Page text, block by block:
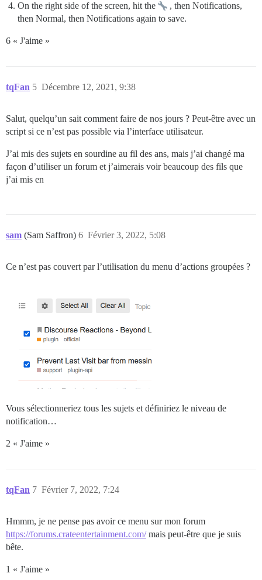
On the right side of the screen, hit the
, then Notifications,
then Normal, then Notifications again to save.
6 « J'aime »
tqFan Décembre 12, 2021, 9:38
5
Salut, quelqu’un sait comment faire de nos jours ? Peut-être avec un
script si ce n’est pas possible via l’interface utilisateur.
J’ai mis des sujets en sourdine au fil des ans, mais j’ai changé ma
façon d’utiliser un forum et j’aimerais voir beaucoup des fils que
j’ai mis en
sam (Sam Saffron) Février 3, 2022, 5:08
6
Ce n’est pas couvert par l’utilisation du menu d’actions groupées ?
Vous sélectionneriez tous les sujets et définiriez le niveau de
notification…
2 « J'aime »
tqFan Février 7, 2022, 7:24
7
Hmmm, je ne pense pas avoir ce menu sur mon forum
https://forums.crateentertainment.com/mais peut-être que je suis
bête.
1 « J'aime »